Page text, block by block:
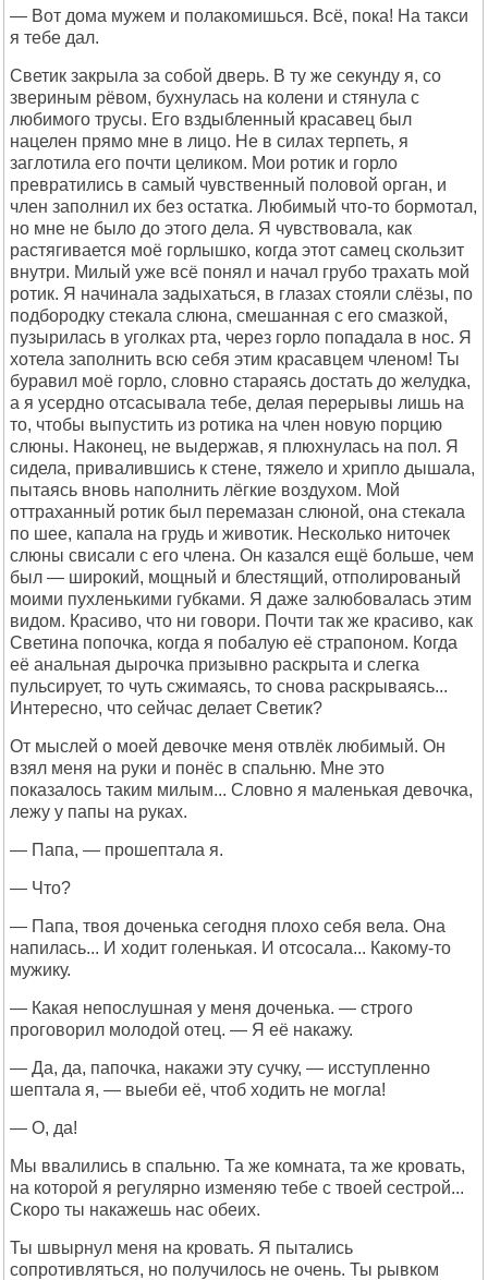
— Вот дома мужем и полакомишься. Всё, пока! На такси
я тебе дал.
Светик закрыла за собой дверь. В ту же секунду я, со
звериным рёвом, бухнулась на колени и стянула с
любимого трусы. Его вздыбленный красавец был
нацелен прямо мне в лицо. Не в силах терпеть, я
заглотила его почти целиком. Мои ротик и горло
превратились в самый чувственный половой орган, и
член заполнил их без остатка. Любимый что-то бормотал,
но мне не было до этого дела. Я чувствовала, как
растягивается моё горлышко, когда этот самец скользит
внутри. Милый уже всё понял и начал грубо трахать мой
ротик. Я начинала задыхаться, в глазах стояли слёзы, по
подбородку стекала слюна, смешанная с его смазкой,
пузырилась в уголках рта, через горло попадала в нос. Я
хотела заполнить всю себя этим красавцем членом! Ты
буравил моё горло, словно стараясь достать до желудка,
а я усердно отсасывала тебе, делая перерывы лишь на
то, чтобы выпустить из ротика на член новую порцию
слюны. Наконец, не выдержав, я плюхнулась на пол. Я
сидела, привалившись к стене, тяжело и хрипло дышала,
пытаясь вновь наполнить лёгкие воздухом. Мой
оттраханный ротик был перемазан слюной, она стекала
по шее, капала на грудь и животик. Несколько ниточек
слюны свисали с его члена. Он казался ещё больше, чем
был — широкий, мощный и блестящий, отполированый
моими пухленькими губками. Я даже залюбовалась этим
видом. Красиво, что ни говори. Почти так же красиво, как
Светина попочка, когда я побалую её страпоном. Когда
её анальная дырочка призывно раскрыта и слегка
пульсирует, то чуть сжимаясь, то снова раскрываясь...
Интересно, что сейчас делает Светик?
От мыслей о моей девочке меня отвлёк любимый. Он
взял меня на руки и понёс в спальню. Мне это
показалось таким милым... Словно я маленькая девочка,
лежу у папы на руках.
— Папа, — прошептала я.
— Что?
— Папа, твоя доченька сегодня плохо себя вела. Она
напилась... И ходит голенькая. И отсосала... Какому-то
мужику.
— Какая непослушная у меня доченька. — строго
проговорил молодой отец. — Я её накажу.
— Да, да, папочка, накажи эту сучку, — исступленно
шептала я, — выеби её, чтоб ходить не могла!
— О, да!
Мы ввалились в спальню. Та же комната, та же кровать,
на которой я регулярно изменяю тебе с твоей сестрой...
Скоро ты накажешь нас обеих.
Ты швырнул меня на кровать. Я пытались
сопротивляться, но получилось не очень. Ты рывком